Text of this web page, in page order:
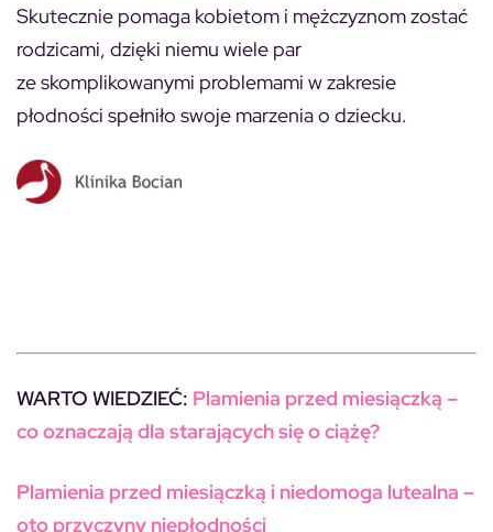
Skutecznie pomaga kobietom i mężczyznom zostać
rodzicami, dzięki niemu wiele par
ze skomplikowanymi problemami w zakresie
płodności spełniło swoje marzenia o dziecku.
WARTO WIEDZIEĆ: Plamienia przed miesiączką –
co oznaczają dla starających się o ciążę?
Plamienia przed miesiączką i niedomoga lutealna –
oto przyczyny niepłodności